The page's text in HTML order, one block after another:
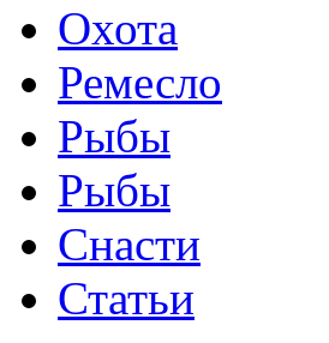
Охота
Ремесло
Рыбы
Рыбы
Снасти
Статьи